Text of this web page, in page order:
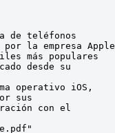
la empresa Apple
más populares
desde su
sus
con el